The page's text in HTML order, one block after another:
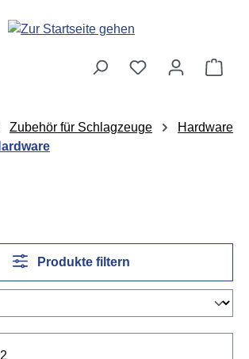
Zubehör für Schlagzeuge
Hardware
Produkte filtern